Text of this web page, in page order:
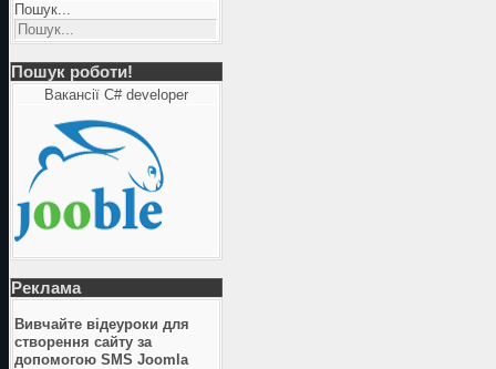
Пошук...
Пошук роботи!
Вакансії C# developer
Реклама
Вивчайте відеуроки для
створення сайту за
допомогою SMS Joomla